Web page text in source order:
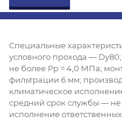
Специальные
условного прохода —
не более Рр = 4,0 МПа;
фильтрации 6 мм;
климатическое
средний срок службы — не
исполнение